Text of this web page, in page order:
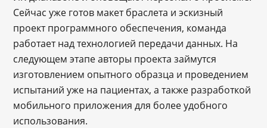
Сейчас уже готов макет браслета и эскизный
проект программного обеспечения, команда
работает над технологией передачи данных. На
следующем этапе авторы проекта займутся
изготовлением опытного образца и проведением
испытаний уже на пациентах, а также разработкой
мобильного приложения для более удобного
использования.